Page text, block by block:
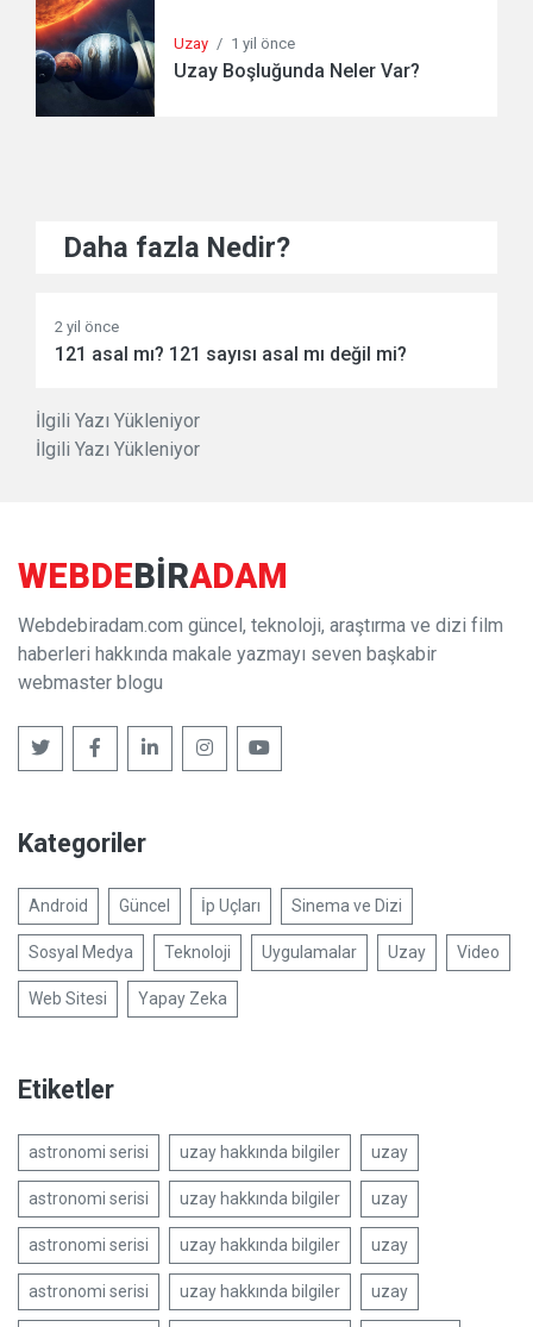
Uzay / 1 yil önce
Uzay Boşluğunda Neler Var?
Daha fazla Nedir?
2 yil önce
121 asal mı? 121 sayısı asal mı değil mi?
İlgili Yazı Yükleniyor
İlgili Yazı Yükleniyor
WEBDEBIRADAM
Webdebiradam.com güncel, teknoloji, araştırma ve dizi film
haberleri hakkında makale yazmayı seven başkabir
webmaster blogu
Kategoriler
Android Güncel İp Uçları Sinema ve Dizi
Sosyal Medya Teknoloji Uygulamalar Uzay Video
Web Sitesi Yapay Zeka
Etiketler
astronomi serisi uzay hakkında bilgiler uzay
astronomi serisi uzay hakkında bilgiler uzay
astronomi serisi uzay hakkında bilgiler uzay
astronomi serisi uzay hakkında bilgiler uzay